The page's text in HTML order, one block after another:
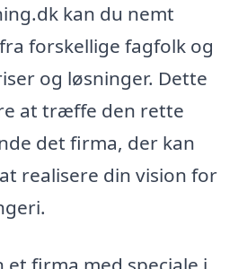
kan du nemt
forskellige fagfolk og
og løsninger. Dette
at træffe den rette
det firma, der kan
realisere din vision for